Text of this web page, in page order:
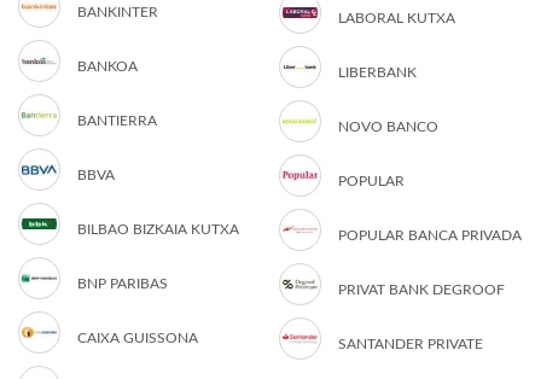
BANKINTER
BANKOA
BANTIERRA
BBVA
BILBAO BIZKAIA KUTXA
BNP PARIBAS
CAIXA GUISSONA
LABORAL KUTXA
LIBERBANK
NOVO BANCO
POPULAR
POPULAR BANCA PRIVADA
PRIVAT BANK DEGROOF
SANTANDER PRIVATE